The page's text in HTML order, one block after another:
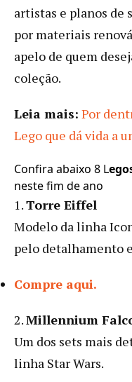
artistas e planos de
por materiais
apelo de quem
coleção.
Leia mais: Por
Lego que dá vida a
Confira abaixo 8 L
neste fim de ano
1.Torre Eiffel
Modelo da linha
pelo detalhamento
Compre aqui.
2.Millennium
Um dos sets mais
linha Star Wars.